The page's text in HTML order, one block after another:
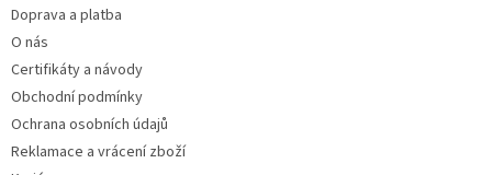
Doprava a platba
O nás
Certifikáty a návody
Obchodní podmínky
Ochrana osobních údajů
Reklamace a vrácení zboží